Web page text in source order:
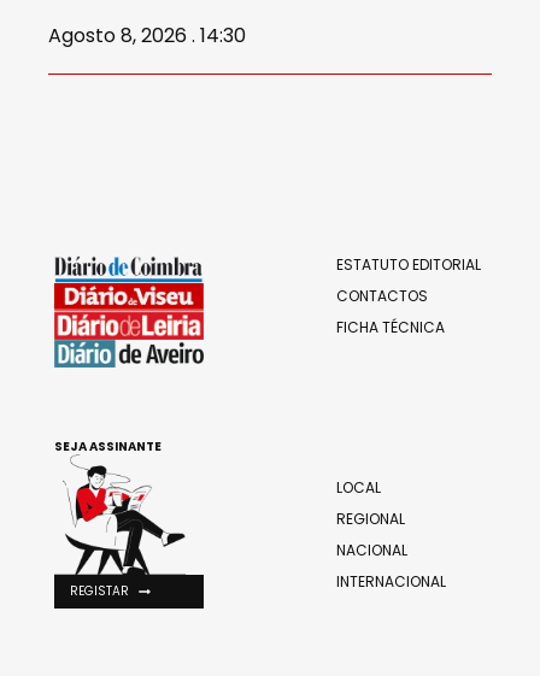
Agosto 8, 2026 . 14:30
ESTATUTO EDITORIAL
CONTACTOS
FICHA TÉCNICA
LOCAL
REGIONAL
NACIONAL
INTERNACIONAL
SEJA ASSINANTE
REGISTAR